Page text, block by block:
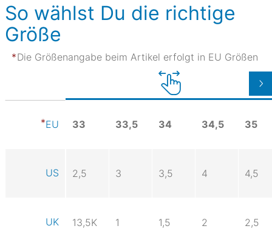
So wählst Du die richtige
Größe
Die Größenangabe beim Artikel erfolgt in EU Größen
EU 33 33,5 34 34,5 35
US 2,5 3 3,5 4 4,5
UK 13,5K 1 1,5 2 2,5